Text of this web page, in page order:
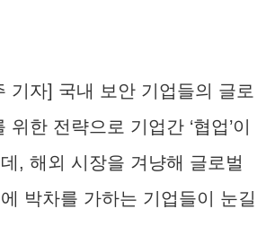
기자] 국내 보안 기업들의 글로
한 전략으로 기업간 ‘협업’이
, 해외 시장을 겨냥해 글로벌
박차를 가하는 기업들이 눈길